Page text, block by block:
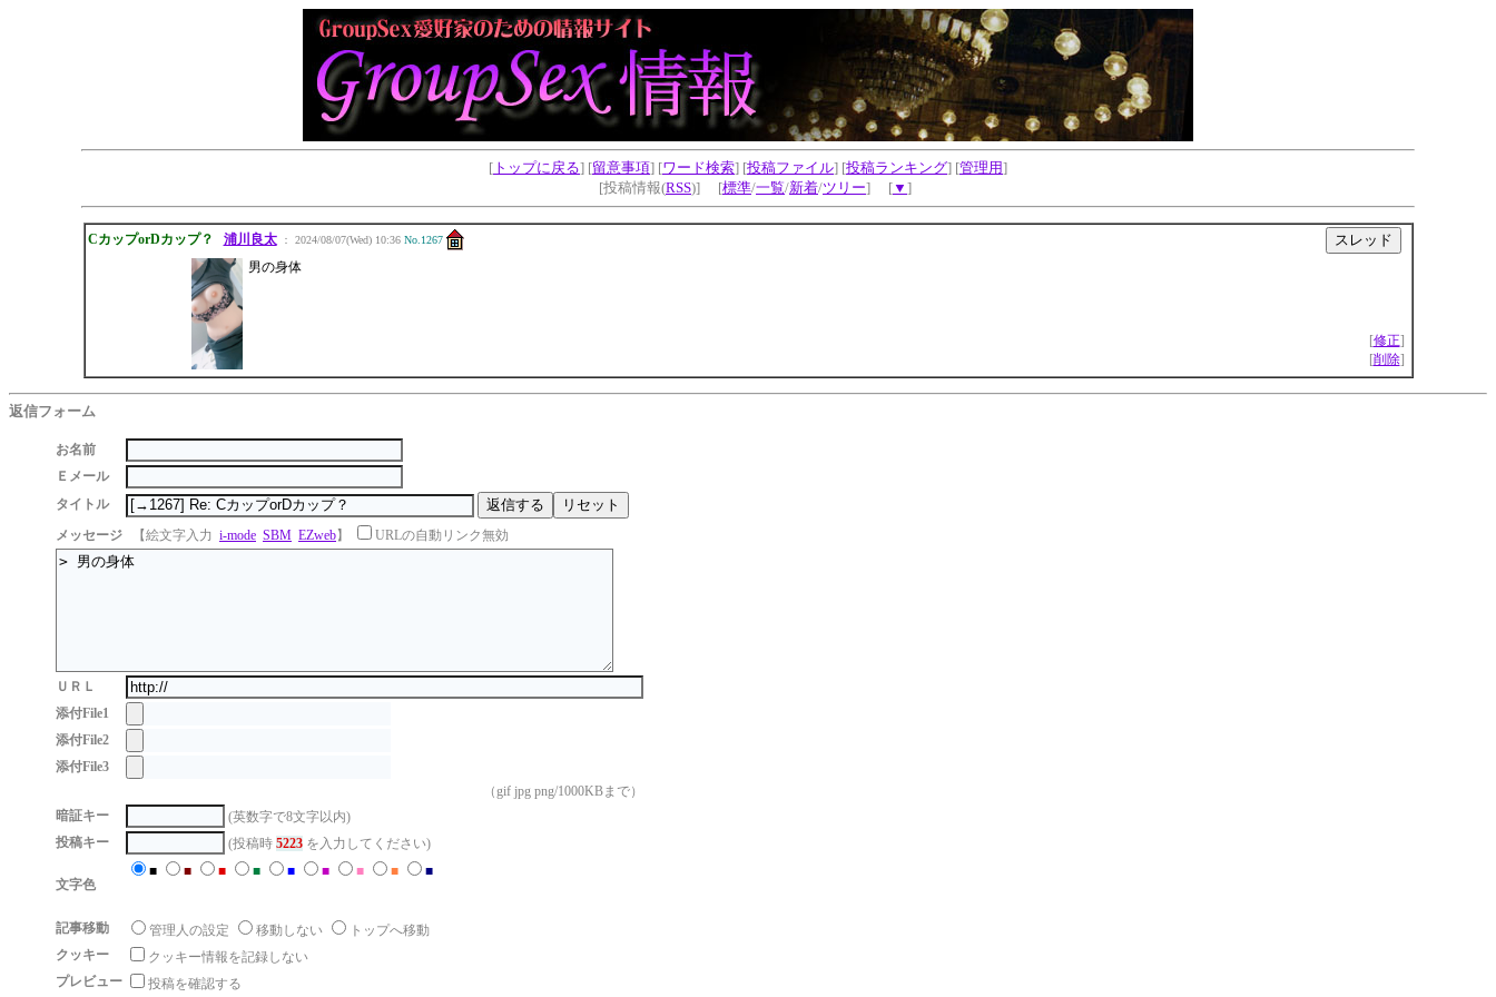
[ トップに戻る] [留意事項] [ワード検索] [投稿ファイル] [投稿ランキング] [管理用]
[投稿情報(RSS)] [標準/一覧/新着/ツリー] [▼ ]
CカップorDカップ？ 浦川良太： 2024/08/07(Wed) 10:36 No.1267
男の身体
[修正]
[削除]
返信フォーム
お名前
Ｅメール
タイトル
メッセージ
【絵文字入力 i-mode SBM EZweb】 URLの自動リンク無効
ＵＲＬ
添付File1
添付File2
添付File3
（gif jpg png/1000KBまで）
暗証キー
(英数字で8文字以内)
投稿キー
(投稿時 5223 を入力してください)
文字色
■ ■ ■ ■ ■ ■ ■ ■ ■
記事移動 管理人の設定 移動しない
トップへ移動
クッキー
クッキー情報を記録しない
プレビュー
投稿を確認する